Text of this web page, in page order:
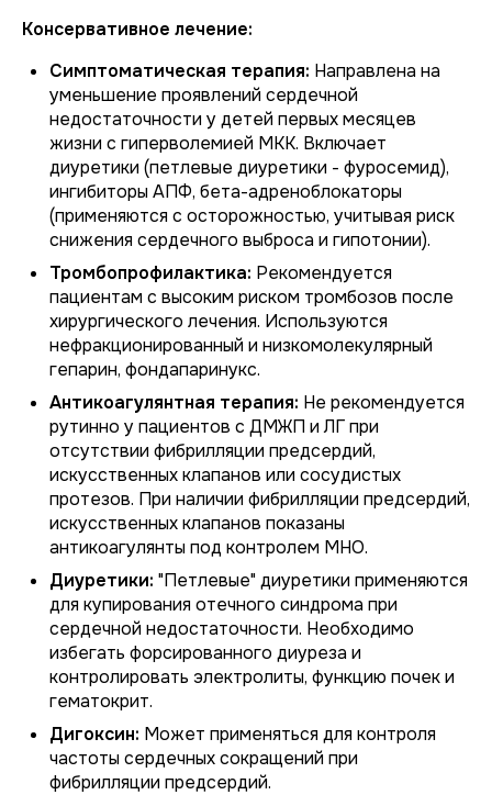
Консервативное лечение:
Симптоматическая терапия: Направлена на
уменьшение проявлений сердечной
недостаточности у детей первых месяцев
жизни с гиперволемией МКК. Включает
диуретики (петлевые диуретики - фуросемид),
ингибиторы АПФ, бета-адреноблокаторы
(применяются с осторожностью, учитывая риск
снижения сердечного выброса и гипотонии).
Тромбопрофилактика: Рекомендуется
пациентам с высоким риском тромбозов после
хирургического лечения. Используются
нефракционированный и низкомолекулярный
гепарин, фондапаринукс.
Антикоагулянтная терапия: Не рекомендуется
рутинно у пациентов с ДМЖП и ЛГ при
отсутствии фибрилляции предсердий,
искусственных клапанов или сосудистых
протезов. При наличии фибрилляции предсердий,
искусственных клапанов показаны
антикоагулянты под контролем МНО.
Диуретики: "Петлевые" диуретики применяются
для купирования отечного синдрома при
сердечной недостаточности. Необходимо
избегать форсированного диуреза и
контролировать электролиты, функцию почек и
гематокрит.
Дигоксин: Может применяться для контроля
частоты сердечных сокращений при
фибрилляции предсердий.